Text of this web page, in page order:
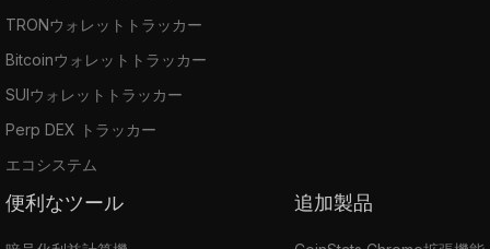
TRONウォレットトラッカー
Bitcoinウォレットトラッカー
SUIウォレットトラッカー
Perp DEX トラッカー
エコシステム
便利なツール 追加製品